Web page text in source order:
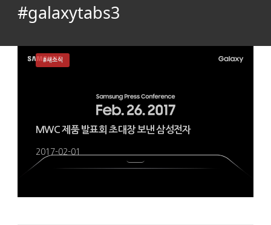
#galaxytabs3
MWC 제품 발표회 초대장 보낸 삼성전자
2017-02-01
#새소식